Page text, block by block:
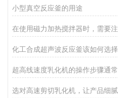
小型真空反应釜的用途
化工合成超声波反应釜该如何选择